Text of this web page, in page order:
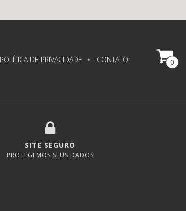
POLÍTICA DE PRIVACIDADE CONTATO 0
SITE SEGURO
PROTEGEMOS SEUS DADOS